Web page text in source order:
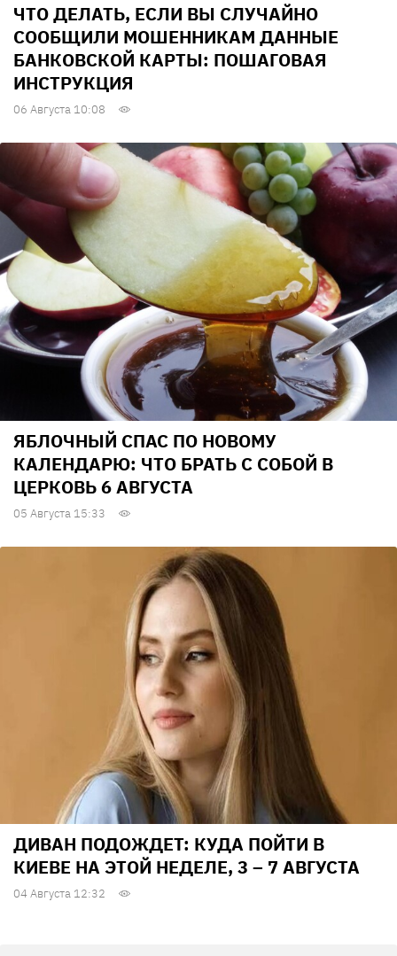
ЧТО ДЕЛАТЬ, ЕСЛИ ВЫ СЛУЧАЙНО
СООБЩИЛИ МОШЕННИКАМ ДАННЫЕ
БАНКОВСКОЙ КАРТЫ: ПОШАГОВАЯ
ИНСТРУКЦИЯ
06 Августа 10:08
ЯБЛОЧНЫЙ СПАС ПО НОВОМУ
КАЛЕНДАРЮ: ЧТО БРАТЬ С СОБОЙ В
ЦЕРКОВЬ 6 АВГУСТА
05 Августа 15:33
ДИВАН ПОДОЖДЕТ: КУДА ПОЙТИ В
КИЕВЕ НА ЭТОЙ НЕДЕЛЕ, 3 – 7 АВГУСТА
04 Августа 12:32